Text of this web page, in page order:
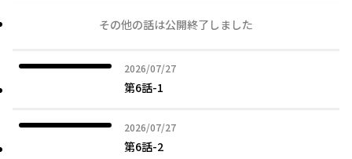
その他の話は公開終了しました
2026/07/27
2026年07月27日
第6話-1
2026/07/27
2026年07月27日
第6話-2